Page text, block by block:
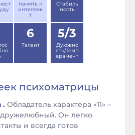
память и
интеллек
т
Стабиль
ность
6
Талант
5/3
Духовно
сть/Темп
ерамент
психоматрицы
. Обладатель характера «11» –
Он легко
и всегда готов